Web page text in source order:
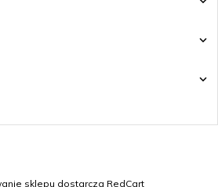
sklepu dostarcza RedCart